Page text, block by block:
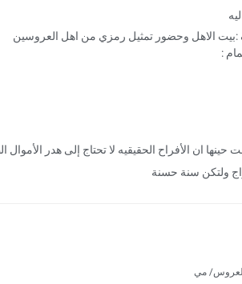
:بيت الاهل وحضور تمثيل رمزي من اهل العروسين
:
ان الأفراح الحقيقيه لا تحتاج إلى هدر الأموال
ولتكن سنة حسنة
مي